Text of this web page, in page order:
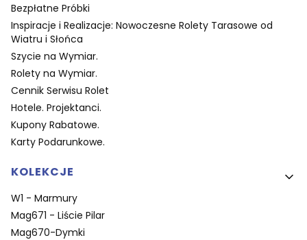
Bezpłatne Próbki
Inspiracje i Realizacje: Nowoczesne Rolety Tarasowe od
Wiatru i Słońca
Szycie na Wymiar.
Rolety na Wymiar.
Cennik Serwisu Rolet
Hotele. Projektanci.
Kupony Rabatowe.
Karty Podarunkowe.
KOLEKCJE
W1 - Marmury
Mag671 - Liście Pilar
Mag670-Dymki